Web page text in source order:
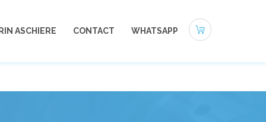
ASCHIERE CONTACT WHATSAPP